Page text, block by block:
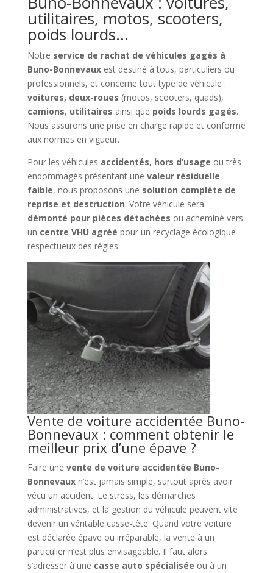
utilitaires, motos, scooters,
poids lourds…
Notre service de rachat de véhicules gagés à
Buno-Bonnevauxest destiné à tous, particuliers ou
professionnels, et concerne tout type de véhicule :
voitures, deux-roues (motos, scooters, quads),
camions, utilitaires ainsi que poids lourds gagés.
Nous assurons une prise en charge rapide et conforme
aux normes en vigueur.
Pour les véhicules accidentés, hors d’usage ou très
endommagés présentant une valeur résiduelle
faible, nous proposons une solution complète de
reprise et destruction. Votre véhicule sera
démonté pour pièces détachées ou acheminé vers
un centre VHU agréé pour un recyclage écologique
respectueux des règles.
Vente de voiture accidentée Buno-
Bonnevaux : comment obtenir le
meilleur prix d’une épave ?
Faire une vente de voiture accidentée Buno-
Bonnevauxn’est jamais simple, surtout après avoir
vécu un accident. Le stress, les démarches
administratives, et la gestion du véhicule peuvent vite
devenir un véritable casse-tête. Quand votre voiture
est déclarée épave ou irréparable, la vente à un
particulier n’est plus envisageable. Il faut alors
s’adresser à une casse auto spécialisée ou à un